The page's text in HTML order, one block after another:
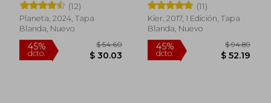
(12)
Planeta, 2024, Tapa
Blanda, Nuevo
(11)
Kier, 2017, 1 Edición, Tapa
Blanda, Nuevo